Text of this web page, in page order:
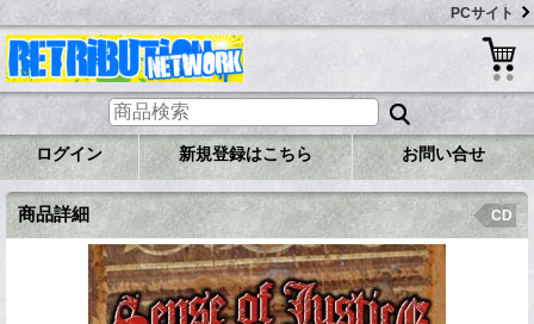
PCサイト
ログイン 新規登録はこちら お問い合せ
商品詳細 CD